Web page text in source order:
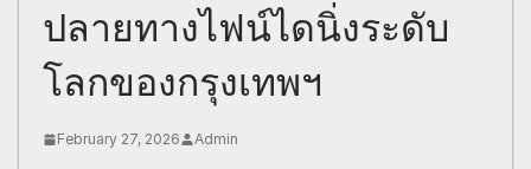
ปลายทางไฟน์ไดนิ่งระดับ
โลกของกรุงเทพฯ
February 27, 2026 Admin